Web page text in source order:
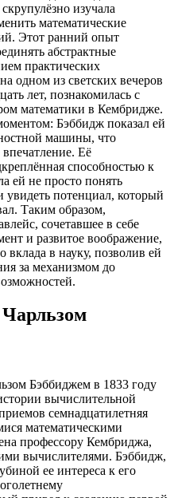
изучала
математические
Этот ранний опыт
абстрактные
практических
одном из светских вечеров
лет, познакомилась с
математики в Кембридже.
Бэббидж показал ей
машины, что
Её
способностью к
ей не просто понять
потенциал, который
Таким образом,
сочетавшее в себе
и развитое воображение,
вклада в науку, позволив ей
за механизмом до
Чарльзом
Бэббиджем в 1833 году
вычислительной
семнадцатилетняя
математическими
профессору Кембриджа,
вычислителями. Бэббидж,
ее интереса к его